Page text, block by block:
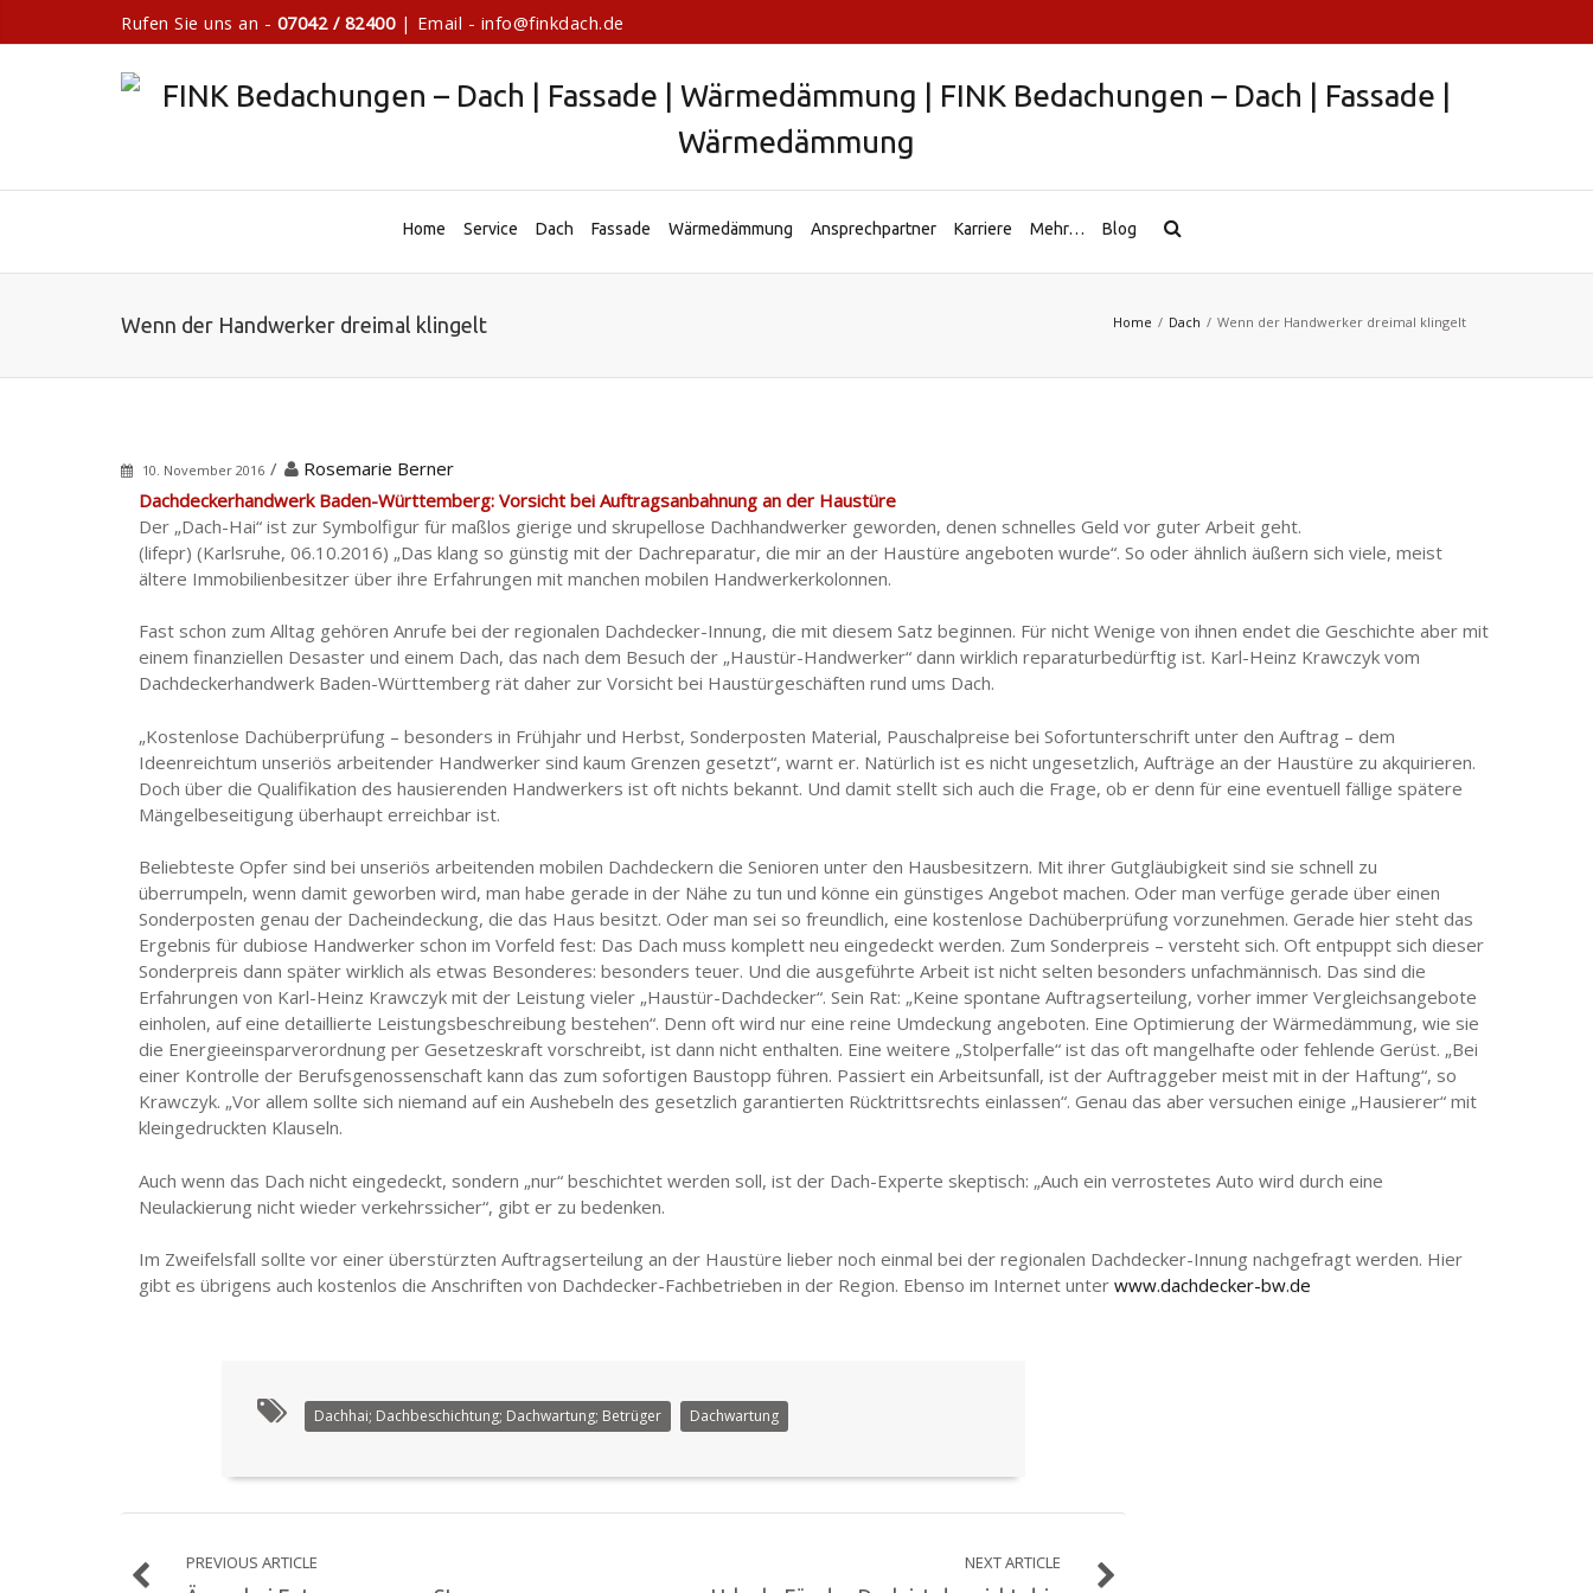
Rufen Sie uns an - 07042 / 82400| Email - info@finkdach.de
Home Service Dach Fassade Wärmedämmung Ansprechpartner Karriere Mehr… Blog
Wenn der Handwerker dreimal klingelt Home Dach Wenn der Handwerker dreimal klingelt
10. November 2016 /
Rosemarie Berner
Dachdeckerhandwerk Baden-Württemberg: Vorsicht bei Auftragsanbahnung an der Haustüre
Der „Dach-Hai“ ist zur Symbolfigur für maßlos gierige und skrupellose Dachhandwerker geworden, denen schnelles Geld vor guter Arbeit geht.
(lifepr) (Karlsruhe, 06.10.2016) „Das klang so günstig mit der Dachreparatur, die mir an der Haustüre angeboten wurde“. So oder ähnlich äußern sich viele, meist
ältere Immobilienbesitzer über ihre Erfahrungen mit manchen mobilen Handwerkerkolonnen.
Fast schon zum Alltag gehören Anrufe bei der regionalen Dachdecker-Innung, die mit diesem Satz beginnen. Für nicht Wenige von ihnen endet die Geschichte aber mit
einem finanziellen Desaster und einem Dach, das nach dem Besuch der „Haustür-Handwerker“ dann wirklich reparaturbedürftig ist. Karl-Heinz Krawczyk vom
Dachdeckerhandwerk Baden-Württemberg rät daher zur Vorsicht bei Haustürgeschäften rund ums Dach.
„Kostenlose Dachüberprüfung – besonders in Frühjahr und Herbst, Sonderposten Material, Pauschalpreise bei Sofortunterschrift unter den Auftrag – dem
Ideenreichtum unseriös arbeitender Handwerker sind kaum Grenzen gesetzt“, warnt er. Natürlich ist es nicht ungesetzlich, Aufträge an der Haustüre zu akquirieren.
Doch über die Qualifikation des hausierenden Handwerkers ist oft nichts bekannt. Und damit stellt sich auch die Frage, ob er denn für eine eventuell fällige spätere
Mängelbeseitigung überhaupt erreichbar ist.
Beliebteste Opfer sind bei unseriös arbeitenden mobilen Dachdeckern die Senioren unter den Hausbesitzern. Mit ihrer Gutgläubigkeit sind sie schnell zu
überrumpeln, wenn damit geworben wird, man habe gerade in der Nähe zu tun und könne ein günstiges Angebot machen. Oder man verfüge gerade über einen
Sonderposten genau der Dacheindeckung, die das Haus besitzt. Oder man sei so freundlich, eine kostenlose Dachüberprüfung vorzunehmen. Gerade hier steht das
Ergebnis für dubiose Handwerker schon im Vorfeld fest: Das Dach muss komplett neu eingedeckt werden. Zum Sonderpreis – versteht sich. Oft entpuppt sich dieser
Sonderpreis dann später wirklich als etwas Besonderes: besonders teuer. Und die ausgeführte Arbeit ist nicht selten besonders unfachmännisch. Das sind die
Erfahrungen von Karl-Heinz Krawczyk mit der Leistung vieler „Haustür-Dachdecker“. Sein Rat: „Keine spontane Auftragserteilung, vorher immer Vergleichsangebote
einholen, auf eine detaillierte Leistungsbeschreibung bestehen“. Denn oft wird nur eine reine Umdeckung angeboten. Eine Optimierung der Wärmedämmung, wie sie
die Energieeinsparverordnung per Gesetzeskraft vorschreibt, ist dann nicht enthalten. Eine weitere „Stolperfalle“ ist das oft mangelhafte oder fehlende Gerüst. „Bei
einer Kontrolle der Berufsgenossenschaft kann das zum sofortigen Baustopp führen. Passiert ein Arbeitsunfall, ist der Auftraggeber meist mit in der Haftung“, so
Krawczyk. „Vor allem sollte sich niemand auf ein Aushebeln des gesetzlich garantierten Rücktrittsrechts einlassen“. Genau das aber versuchen einige „Hausierer“ mit
kleingedruckten Klauseln.
Auch wenn das Dach nicht eingedeckt, sondern „nur“ beschichtet werden soll, ist der Dach-Experte skeptisch: „Auch ein verrostetes Auto wird durch eine
Neulackierung nicht wieder verkehrssicher“, gibt er zu bedenken.
Im Zweifelsfall sollte vor einer überstürzten Auftragserteilung an der Haustüre lieber noch einmal bei der regionalen Dachdecker-Innung nachgefragt werden. Hier
gibt es übrigens auch kostenlos die Anschriften von Dachdecker-Fachbetrieben in der Region. Ebenso im Internet unter www.dachdecker-bw.de
Dachhai; Dachbeschichtung; Dachwartung; Betrüger Dachwartung
PREVIOUS ARTICLE NEXT ARTICLE